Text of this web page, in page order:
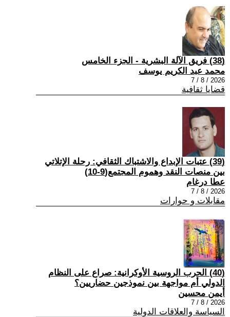
(38) فريق الآلة البشرية - الجزء الخامس
محمد عبد الكريم يوسف
2026 / 8 / 7
قضايا ثقافية
(39) عتبات الإبداع والاشتباك الثقافي: رحلة الإتلاتي
بين منصات النقد وهموم المجتمع(9-10)
عطا درغام
2026 / 8 / 7
مقابلات و حوارات
(40) الحرب الروسية الأوكرانية: صراع على النظام
الدولي أم مواجهة بين نموذجين حضاريين؟
أيمن محسين
2026 / 8 / 7
السياسة والعلاقات الدولية